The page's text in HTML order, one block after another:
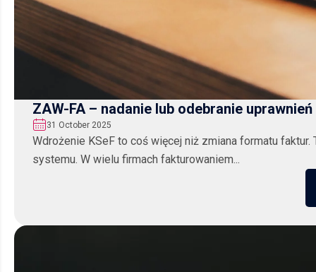
ZAW-FA – nadanie lub odebranie
31 October 2025
Wdrożenie KSeF to coś więcej niż zmiana formatu
systemu. W wielu firmach fakturowaniem...